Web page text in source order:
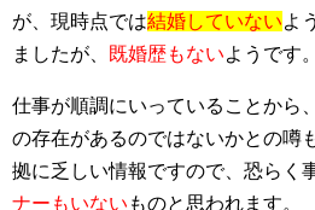
が、現時点では結婚していないよ
ましたが、
既婚歴もないようです。
仕事が順調にいっていることから
の存在があるのではないかとの噂
拠に乏しい情報ですので、恐らく
ナーもいない ものと思われます。